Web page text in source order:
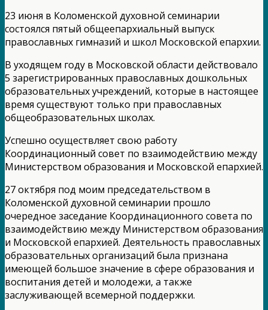
23 июня в Коломенской духовной семинарии
состоялся пятый общеепархиальный выпуск
православных гимназий и школ Московской епархии.
В уходящем году в Московской области действовало
5 зарегистрированных православных дошкольных
образовательных учреждений, которые в настоящее
время существуют только при православных
общеобразовательных школах.
Успешно осуществляет свою работу
Координационный совет по взаимодействию между
Министерством образования и Московской епархией.
27 октября под моим председательством в
Коломенской духовной семинарии прошло
очередное заседание Координационного совета по
взаимодействию между Министерством образования
и Московской епархией. Деятельность православных
образовательных организаций была признана
имеющей большое значение в сфере образования и
воспитания детей и молодежи, а также
заслуживающей всемерной поддержки.